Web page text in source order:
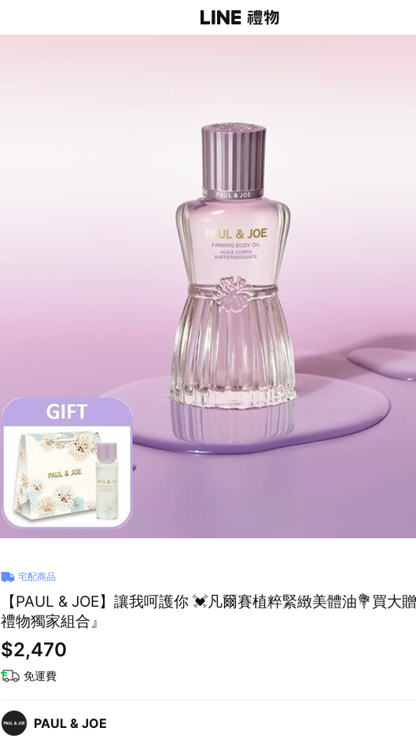
宅配商品
【PAUL & JOE】讓我呵護你 💓凡爾賽植粹緊緻美體油💐買大
禮物獨家組合』
$2,470
免運費
PAUL & JOE